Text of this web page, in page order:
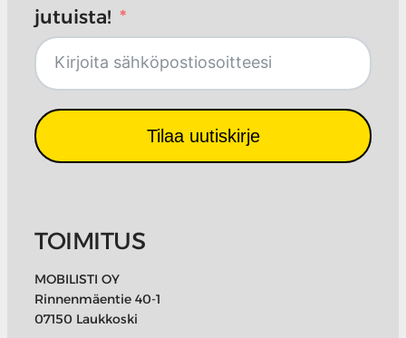
jutuista!
Tilaa uutiskirje
TOIMITUS
MOBILISTI OY
Rinnenmäentie 40-1
07150 Laukkoski